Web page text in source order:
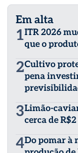
Em alta
1ITR 2026
que o
2Cultivo
pena
3Limão-
cerca de
4Do pomar à